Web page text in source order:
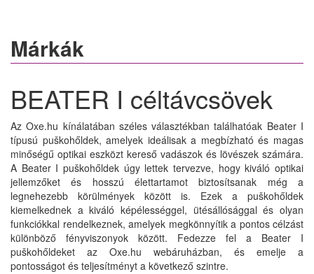
Márkák
BEATER I céltávcsövek
Az Oxe.hu kínálatában széles választékban találhatóak Beater I
típusú puškohőldek, amelyek ideálisak a megbízható és magas
minőségű optikai eszközt kereső vadászok és lövészek számára.
A Beater I puškohőldek úgy lettek tervezve, hogy kiváló optikai
jellemzőket és hosszú élettartamot biztosítsanak még a
legnehezebb körülmények között is. Ezek a puškohőldek
kiemelkednek a kiváló képélességgel, ütésállósággal és olyan
funkciókkal rendelkeznek, amelyek megkönnyítik a pontos célzást
különböző fényviszonyok között. Fedezze fel a Beater I
puškohőldeket az Oxe.hu webáruházban, és emelje a
pontosságot és teljesítményt a következő szintre.